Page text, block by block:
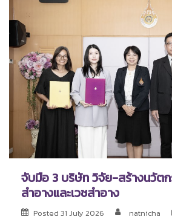
จับมือ 3 บริษัท วิจัย-สร้างนวัตก
สำอางและเวชสำอาง
Posted 31 July 2026 natnicha